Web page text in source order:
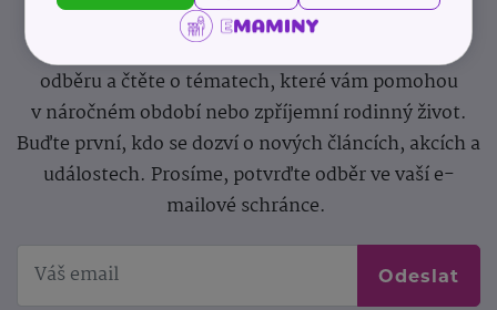
podpora pro rodiče i sdílení zkušeností. Takový je
Newsletter webu eMaminy.cz. Přihlaste se k jeho
odběru a čtěte o tématech, které vám pomohou
v náročném období nebo zpříjemní rodinný život.
Buďte první, kdo se dozví o nových článcích, akcích a
událostech. Prosíme, potvrďte odběr ve vaší e-
mailové schránce.
Odeslat